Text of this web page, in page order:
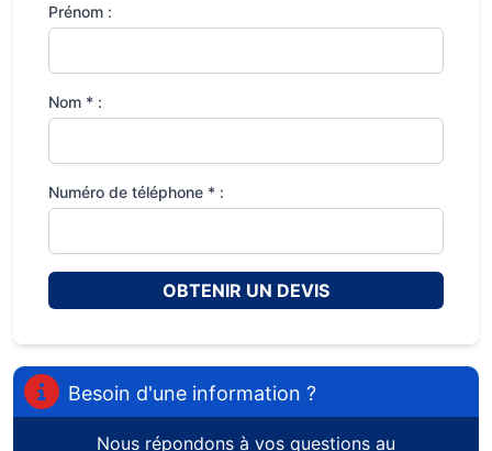
Prénom :
Nom * :
Numéro de téléphone * :
OBTENIR UN DEVIS
Besoin d'une information ?
Nous répondons à vos questions au